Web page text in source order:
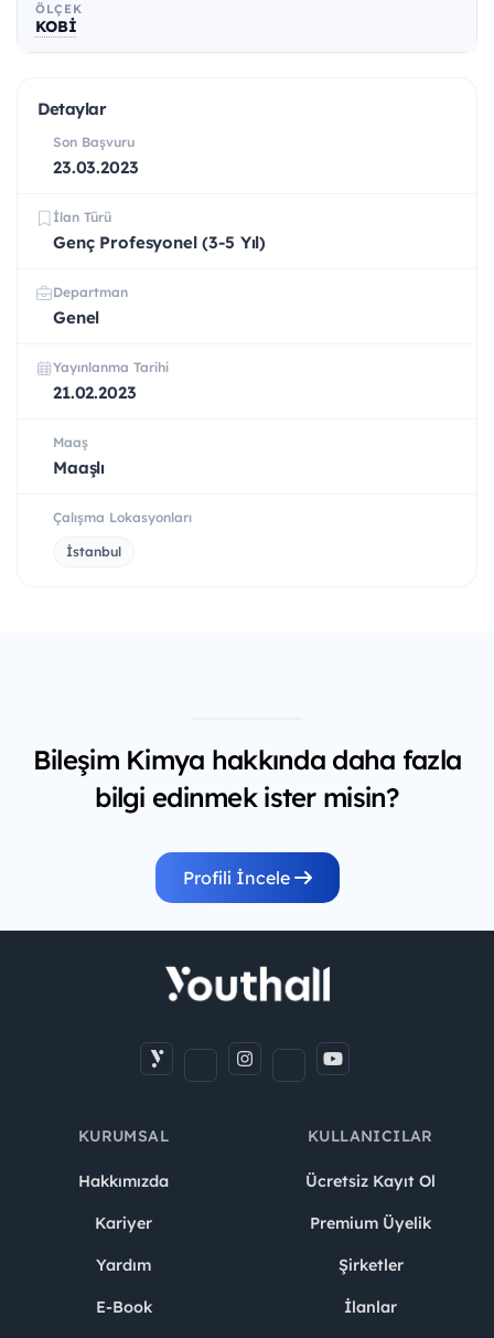
ÖLÇEK
KOBİ
Detaylar
Son Başvuru
23.03.2023
İlan Türü
Genç Profesyonel (3-5 Yıl)
Departman
Genel
Yayınlanma Tarihi
21.02.2023
Maaş
Maaşlı
Çalışma Lokasyonları
İstanbul
Bileşim Kimya hakkında daha fazla
bilgi edinmek ister misin?
Profili İncele
KURUMSAL
Hakkımızda
Kariyer
Yardım
E-Book
KULLANICILAR
Ücretsiz Kayıt Ol
Premium Üyelik
Şirketler
İlanlar